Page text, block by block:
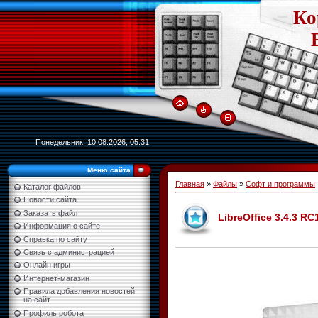
Понедельник, 10.08.2026, 05:31
Меню сайта
Каталог файлов
Новости сайта
Заказать файл
Информация о сайте
Справка по сайту
Связь с администрацией
Онлайн игры
Интернет-магазин
Правила добавления новостей
на сайт
Профиль робота
Главная » Файлы » Софт и программы
LibreOffice 3.4.3